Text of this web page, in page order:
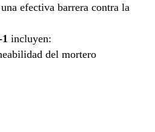
efectiva barrera contra la
incluyen:
del mortero